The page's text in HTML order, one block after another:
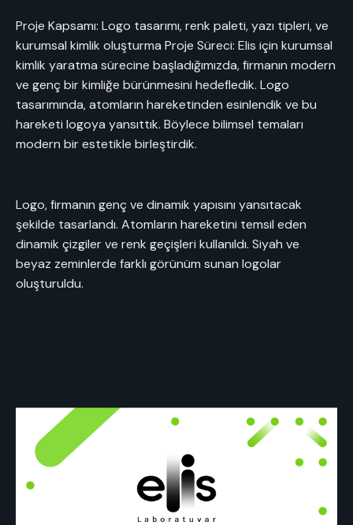
Proje Kapsamı: Logo tasarımı, renk paleti, yazı tipleri, ve
kurumsal kimlik oluşturma Proje Süreci: Elis için kurumsal
kimlik yaratma sürecine başladığımızda, firmanın modern
ve genç bir kimliğe bürünmesini hedefledik. Logo
tasarımında, atomların hareketinden esinlendik ve bu
hareketi logoya yansıttık. Böylece bilimsel temaları
modern bir estetikle birleştirdik.
Logo, firmanın genç ve dinamik yapısını yansıtacak
şekilde tasarlandı. Atomların hareketini temsil eden
dinamik çizgiler ve renk geçişleri kullanıldı. Siyah ve
beyaz zeminlerde farklı görünüm sunan logolar
oluşturuldu.